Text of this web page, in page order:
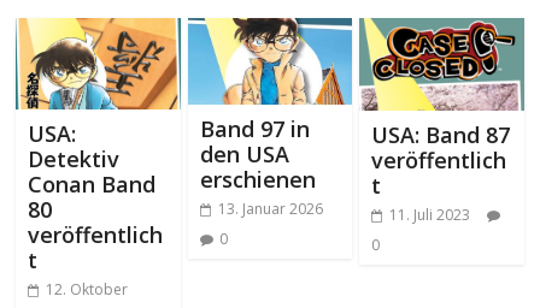
USA:
Detektiv
Conan Band
80
veröffentlich
t
12. Oktober
Band 97 in
den USA
erschienen
13. Januar 2026
0
USA: Band 87
veröffentlich
t
11. Juli 2023
0